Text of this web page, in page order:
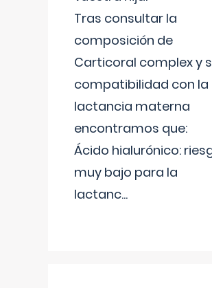
Tras consultar la
composición de
Carticoral complex y
compatibilidad con la
lactancia materna
encontramos que:
Ácido hialurónico:
muy bajo para la
lactanc...